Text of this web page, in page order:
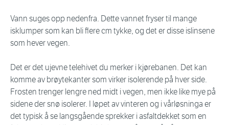
Vann suges opp nedenfra. Dette vannet fryser til mange
isklumper som kan bli flere cm tykke, og det er disse islinsene
som hever vegen.
Det er det ujevne telehivet du merker i kjørebanen. Det kan
komme av brøytekanter som virker isolerende på hver side.
Frosten trenger lengre ned midt i vegen, men ikke like mye på
sidene der snø isolerer. I løpet av vinteren og i vårløsninga er
det typisk å se langsgående sprekker i asfaltdekket som en